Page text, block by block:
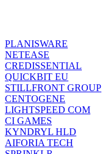
PLANISWARE
NETEASE
CREDISSENTIAL
QUICKBIT EU
STILLFRONT GROUP
CENTOGENE
LIGHTSPEED COM
CI GAMES
KYNDRYL HLD
AIFORIA TECH